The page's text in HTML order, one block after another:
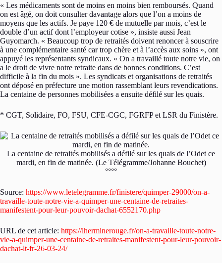
« Les médicaments sont de moins en moins bien remboursés. Quand
on est âgé, on doit consulter davantage alors que l’on a moins de
moyens que les actifs. Je paye 120 € de mutuelle par mois, c’est le
double d’un actif dont l’employeur cotise », insiste aussi Jean
Guyomarch. « Beaucoup trop de retraités doivent renoncer à souscrire
à une complémentaire santé car trop chère et à l’accès aux soins », ont
appuyé les représentants syndicaux. « On a travaillé toute notre vie, on
a le droit de vivre notre retraite dans de bonnes conditions. C’est
difficile à la fin du mois ». Les syndicats et organisations de retraités
ont déposé en préfecture une motion rassemblant leurs revendications.
La centaine de personnes mobilisées a ensuite défilé sur les quais.
* CGT, Solidaire, FO, FSU, CFE-CGC, FGRFP et LSR du Finistère.
La centaine de retraités mobilisés a défilé sur les quais de l’Odet ce
mardi, en fin de matinée. (Le Télégramme/Johanne Bouchet)
°°°°
Source: https://www.letelegramme.fr/finistere/quimper-29000/on-a-
travaille-toute-notre-vie-a-quimper-une-centaine-de-retraites-
manifestent-pour-leur-pouvoir-dachat-6552170.php
URL de cet article: https://lherminerouge.fr/on-a-travaille-toute-notre-
vie-a-quimper-une-centaine-de-retraites-manifestent-pour-leur-pouvoir-
dachat-lt-fr-26-03-24/